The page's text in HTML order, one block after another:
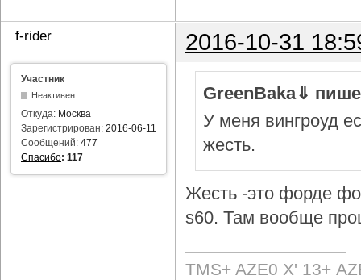
f-rider 2016-10-31
Участник
Неактивен
Откуда: Москва
Зарегистрирован: 2016-06-11
Сообщений: 477
Спасибо: 117
GreenBaka⇓
У меня вингроуд
жесть.
Жесть -это форде
s60. Там вообще
TMS+ AZE0 Х' 13+